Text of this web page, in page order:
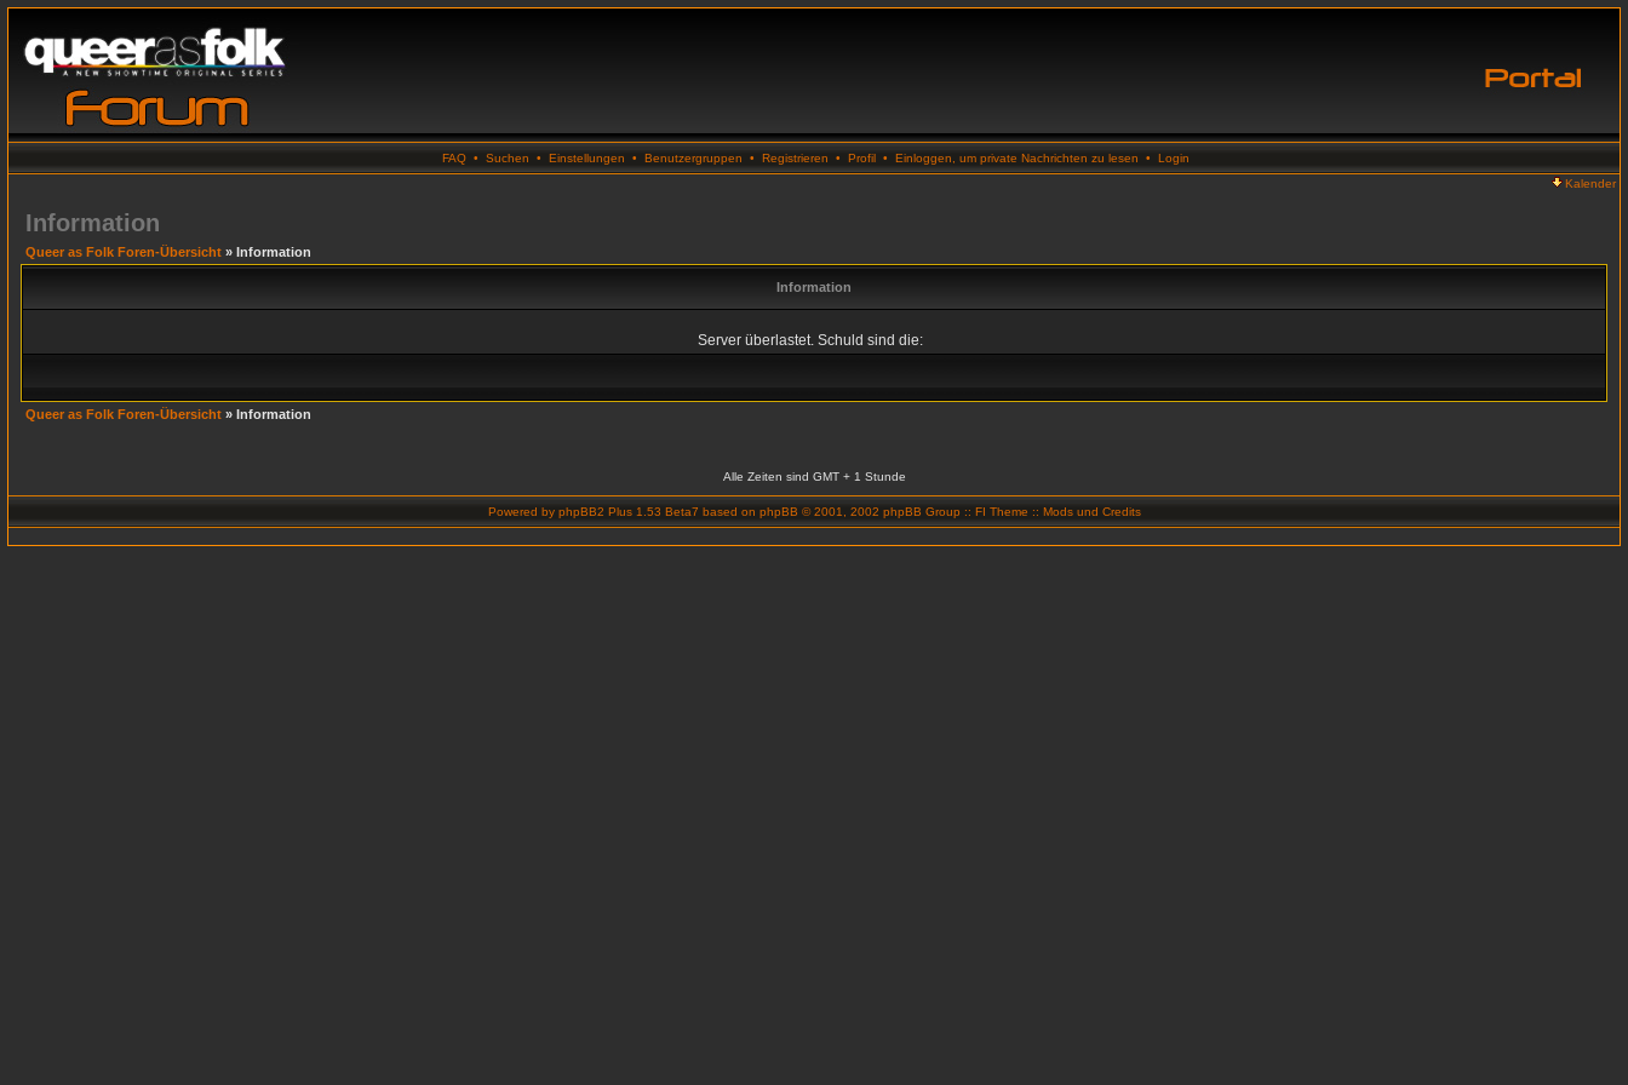
FAQ • Suchen • Einstellungen • Benutzergruppen • Registrieren • Profil • Einloggen, um private Nachrichten zu lesen • Login
Kalender
Information
Queer as Folk Foren-Übersicht » Information
Information
Server überlastet. Schuld sind die:
Queer as Folk Foren-Übersicht » Information
Alle Zeiten sind GMT + 1 Stunde
Powered by phpBB2 Plus 1.53 Beta7 based on phpBB © 2001, 2002 phpBB Group :: FI Theme :: Mods und Credits